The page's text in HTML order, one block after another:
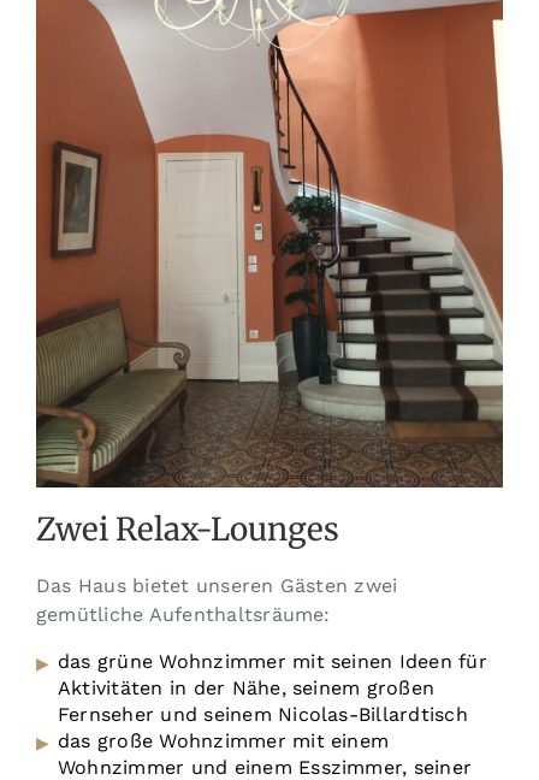
Zwei Relax-Lounges
Das Haus bietet unseren Gästen zwei
gemütliche Aufenthaltsräume:
das grüne Wohnzimmer mit seinen Ideen für
Aktivitäten in der Nähe, seinem großen
Fernseher und seinem Nicolas-Billardtisch
das große Wohnzimmer mit einem
Wohnzimmer und einem Esszimmer, seiner